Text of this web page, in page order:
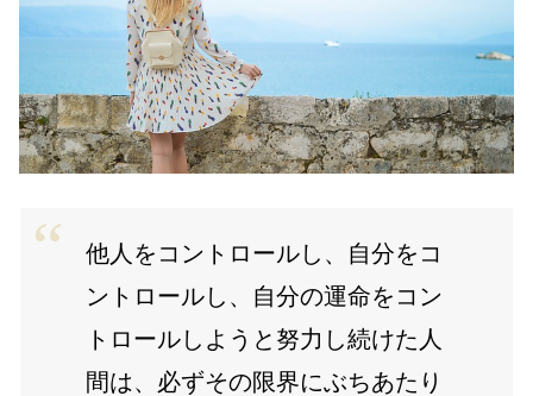
他人をコントロールし、自分をコ
ントロールし、自分の運命をコン
トロールしようと努力し続けた人
間は、必ずその限界にぶちあたり